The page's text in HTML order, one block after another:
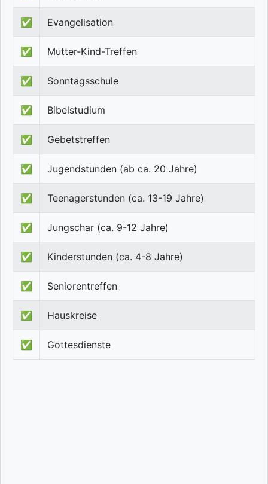
✅ Evangelisation
✅ Mutter-Kind-Treffen
✅ Sonntagsschule
✅ Bibelstudium
✅ Gebetstreffen
✅ Jugendstunden (ab ca. 20 Jahre)
✅ Teenagerstunden (ca. 13-19 Jahre)
✅ Jungschar (ca. 9-12 Jahre)
✅ Kinderstunden (ca. 4-8 Jahre)
✅ Seniorentreffen
✅ Hauskreise
✅ Gottesdienste